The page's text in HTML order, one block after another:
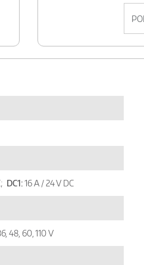
DC1:16 A / 24 V DC
48, 60, 110 V